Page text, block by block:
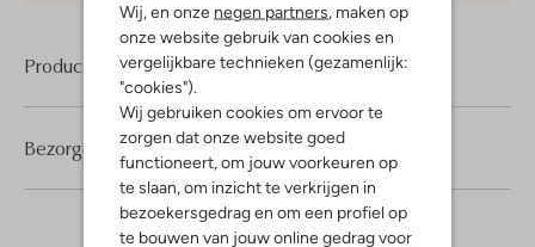
Wij, en onze negen partners , maken op
onze website gebruik van cookies en
vergelijkbare technieken (gezamenlijk:
"cookies").
Wij gebruiken cookies om ervoor te
zorgen dat onze website goed
functioneert, om jouw voorkeuren op
te slaan, om inzicht te verkrijgen in
bezoekersgedrag en om een profiel op
te bouwen van jouw online gedrag voor
Product informatie
Bezorgen & retourneren